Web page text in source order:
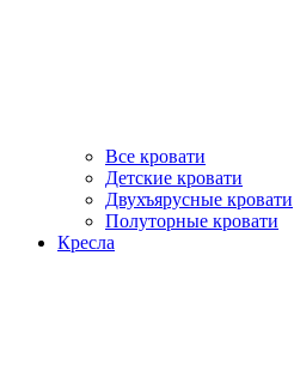
Все кровати
Детские кровати
Двухъярусные кровати
Полуторные кровати
Кресла